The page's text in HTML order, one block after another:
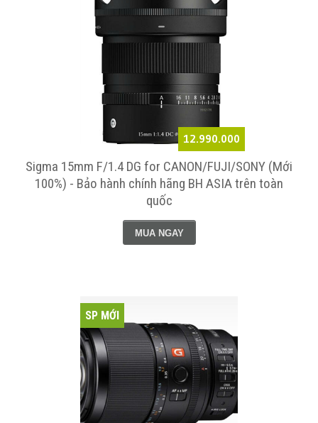
12.990.000
Sigma 15mm F/1.4 DG for CANON/FUJI/SONY (Mới
100%) - Bảo hành chính hãng BH ASIA trên toàn
quốc
MUA NGAY
SP MỚI